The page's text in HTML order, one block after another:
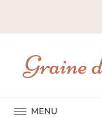
Graine
MENU